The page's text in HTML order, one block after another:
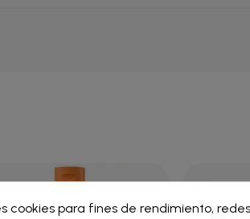
cookies para fines de rendimiento,